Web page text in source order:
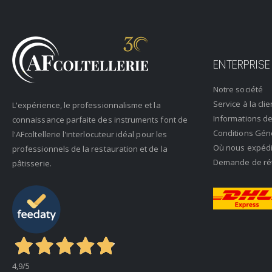
L'expérience, le professionnalisme et la
connaissance parfaite des instruments font de
l'AFcoltellerie l'interlocuteur idéal pour les
professionnels de la restauration et de la
pâtisserie.
4,9/5
ENTERPRISE
Notre société
Service à la
Informations
Conditions
Où nous
Demande de